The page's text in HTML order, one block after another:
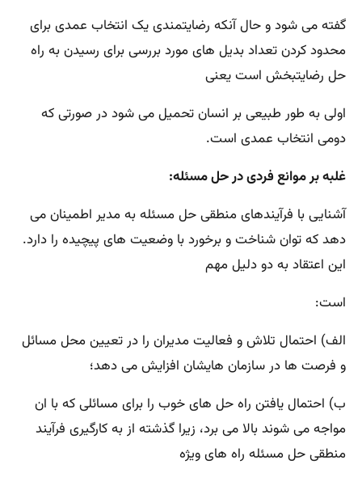
گفته می شود و حال آنکه رضایتمندی یک انتخاب عمدی برای
محدود کردن تعداد بدیل های مورد بررسی برای رسیدن به راه
حل رضایتبخش است یعنی
اولی به طور طبیعی بر انسان تحمیل می شود در صورتی که
دومی انتخاب عمدی است.
غلبه بر موانع فردی در حل مسئله:
آشنایی با فرآیندهای منطقی حل مسئله به مدیر اطمینان می
دهد که توان شناخت و برخورد با وضعیت های پیچیده را دارد.
این اعتقاد به دو دلیل مهم
است:
الف) احتمال تلاش و فعالیت مدیران را در تعیین محل مسائل
و فرصت ها در سازمان هایشان افزایش می دهد؛
ب) احتمال یافتن راه حل های خوب را برای مسائلی که با ان
مواجه می شوند بالا می برد، زیرا گذشته از به کارگیری فرآیند
منطقی حل مسئله راه های ویژه